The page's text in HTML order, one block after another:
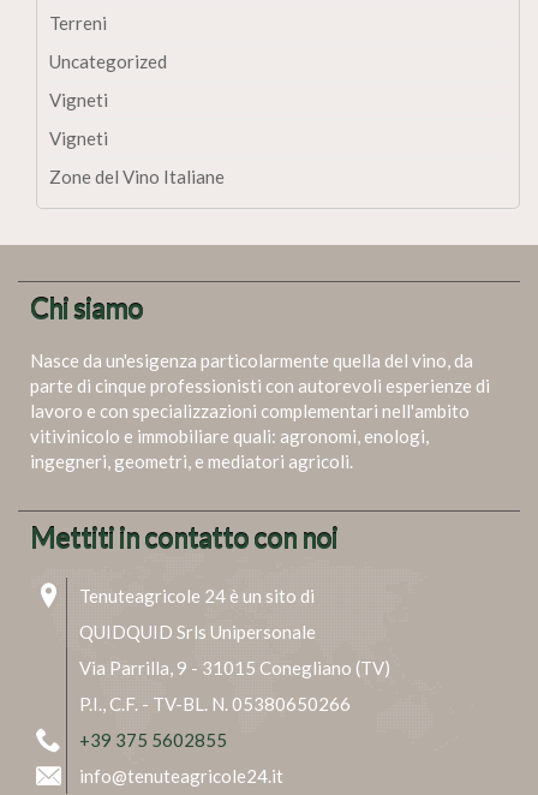
Terreni
Uncategorized
Vigneti
Vigneti
Zone del Vino Italiane
Chi siamo
Nasce da un'esigenza particolarmente quella del vino, da
parte di cinque professionisti con autorevoli esperienze di
lavoro e con specializzazioni complementari nell'ambito
vitivinicolo e immobiliare quali: agronomi, enologi,
ingegneri, geometri, e mediatori agricoli.
Mettiti in contatto con noi
Tenuteagricole 24 è un sito di
QUIDQUID Srls Unipersonale
Via Parrilla, 9 - 31015 Conegliano (TV)
P.I., C.F. - TV-BL. N. 05380650266
+39 375 5602855
info@tenuteagricole24.it